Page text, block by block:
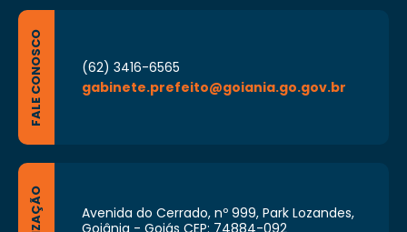
FALE CONOSCO
(62) 3416-6565
gabinete.prefeito@goiania.go.gov.br
Avenida do Cerrado, nº 999, Park Lozandes,